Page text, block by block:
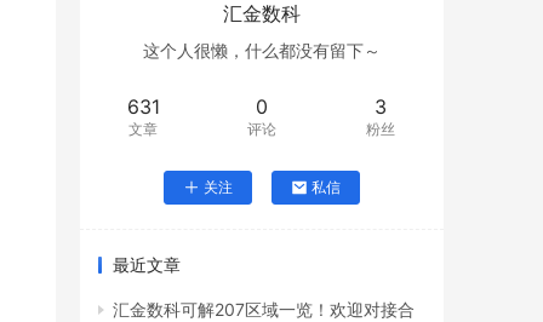
汇金数科
这个人很懒，什么都没有留下～
631
文章
0
评论
3
粉丝
关注 私信
最近文章
汇金数科可解207区域一览！欢迎对接合